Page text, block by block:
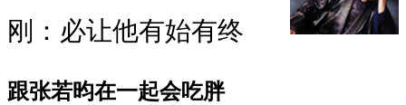
刚：必让他有始有终
跟张若昀在一起会吃胖